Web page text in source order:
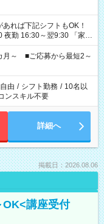
16:30～翌9:30 「家族
夕飯の準備がしたい」
ご希望を教えてください
計で週40時間を超える場
月～ ■ご応募から最短2～
由 / シフト勤務 / 10名以
ンスキル不要
詳細へ
掲載日：2026.08.06
OK<講座受付